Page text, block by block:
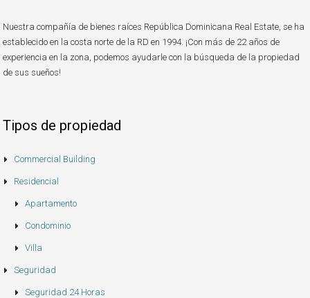
Nuestra compañía de bienes raíces República Dominicana Real Estate, se ha
establecido en la costa norte de la RD en 1994. ¡Con más de 22 años de
experiencia en la zona, podemos ayudarle con la búsqueda de la propiedad
de sus sueños!
Tipos de propiedad
Commercial Building
Residencial
Apartamento
Condominio
Villa
Seguridad
Seguridad 24 Horas